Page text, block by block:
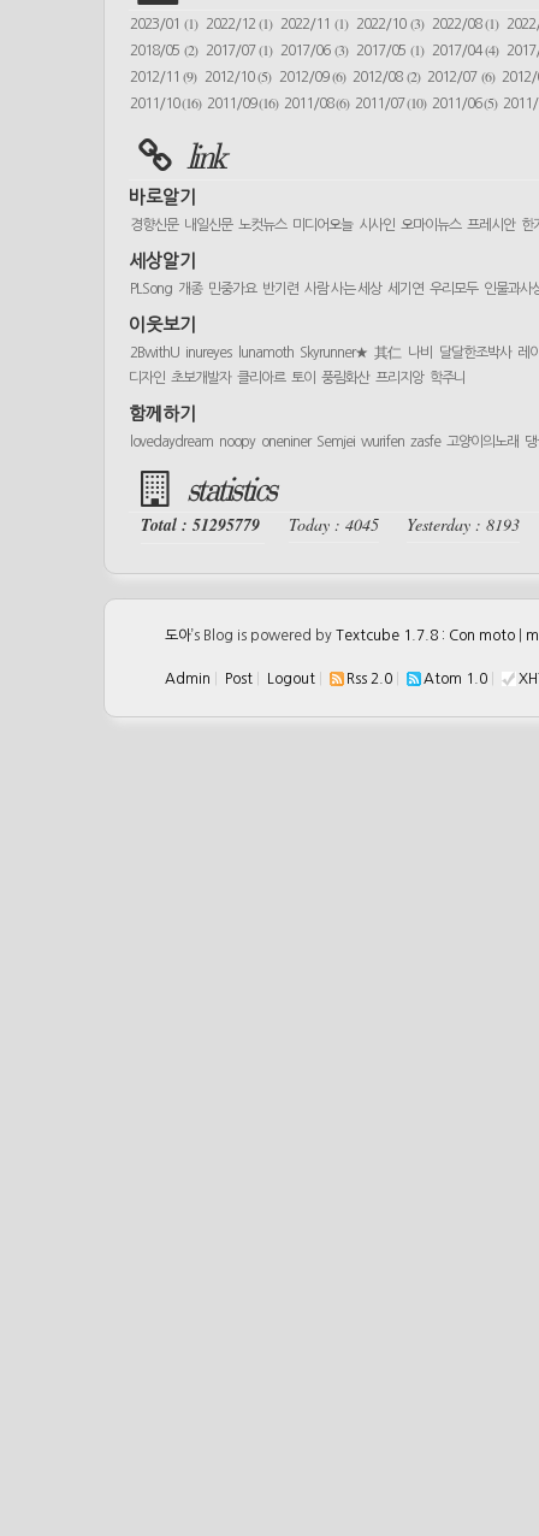
2023/01 (1) 2022/12(1) 2022/11(1) 2022/10 (3) 2022/08(1)
2018/05 (2) 2017/07(1) 2017/06(3) 2017/05 (1) 2017/04(4)
2012/11(9) 2012/10(5) 2012/09(6) 2012/08 (2) 2012/07 (6)
2011/10(16) 2011/09(16) 2011/08(6) 2011/07(10) 2011/06(5)
link
바로알기
경향신문 내일신문 노컷뉴스 미디어오늘 시사인 오마이뉴스 프레시안 한
세상알기
PLSong 개종 민중가요 반기련 사람 사는 세상 세기연 우리모두 인물과사
이웃보기
2BwithU inureyes lunamoth Skyrunner★ 其仁 나비 달달한조박사 레
디자인 초보개발자 클리아르 토이 풍림화산 프리지앙 학주니
함께하기
lovedaydream noopy oneniner Semjei wurifen zasfe 고양이의노래
statistics
Total : 51295779 Today : 4045 Yesterday : 8193
도아’s Blog is powered by Textcube 1.7.8 : Con moto
Admin Post Logout Rss 2.0 Atom 1.0